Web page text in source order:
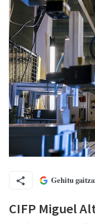
Gehitu
CIFP Miguel